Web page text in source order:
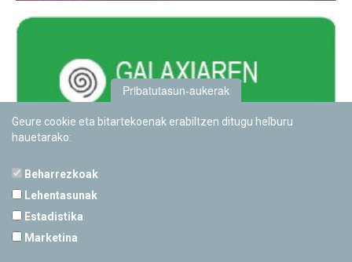
Pribatutasun-aukerak
Geure cookie eta bitartekoenak erabiltzen ditugu helburu
hauetarako:
Beharrezkoak
Lehentasunak
Estadistika
Marketina